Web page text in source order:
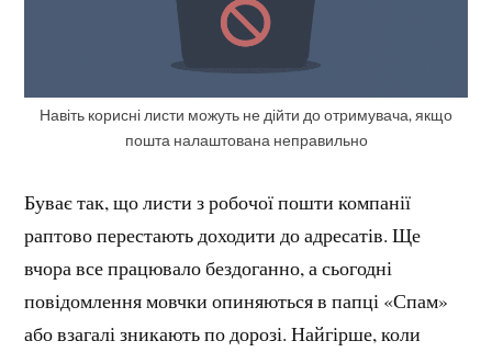
Навіть корисні листи можуть не дійти до отримувача, якщо
пошта налаштована неправильно
Буває так, що листи з робочої пошти компанії
раптово перестають доходити до адресатів. Ще
вчора все працювало бездоганно, а сьогодні
повідомлення мовчки опиняються в папці «Спам»
або взагалі зникають по дорозі. Найгірше, коли